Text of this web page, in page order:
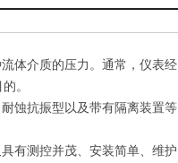
体介质的压力。通常，仪表经
。
蚀抗振型以及带有隔离装置等
有测控并茂、安装简单、维护